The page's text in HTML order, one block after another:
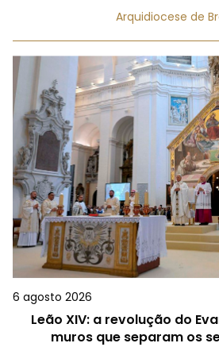
Arquidiocese de
6 agosto 2026
Leão XIV: a revolução do
muros que separam os